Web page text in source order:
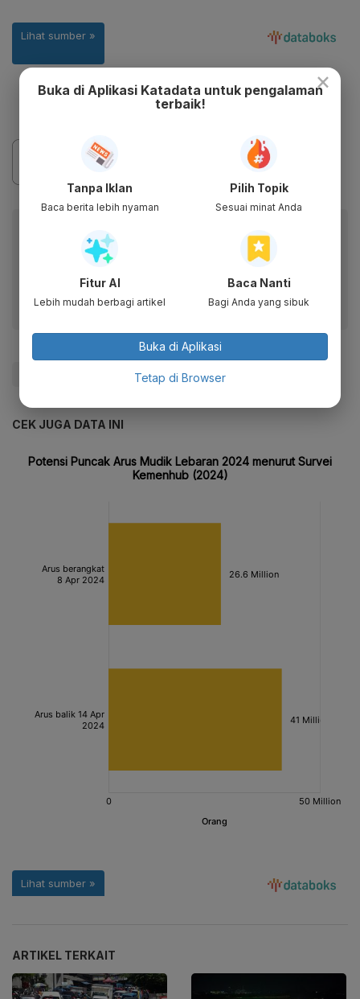
Dapatkan pengalaman membaca lebih nyaman dan nikmati
fitur menarik lainnya lewat aplikasi mobile Katadata.
#Titik Macet #Update Me
CEK JUGA DATA INI
ARTIKEL TERKAIT
×
Buka di Aplikasi Katadata untuk pengalaman
terbaik!
Tanpa Iklan
Baca berita lebih nyaman
Pilih Topik
Sesuai minat Anda
Fitur AI
Lebih mudah berbagi artikel
Baca Nanti
Bagi Anda yang sibuk
Buka di Aplikasi
Tetap di Browser